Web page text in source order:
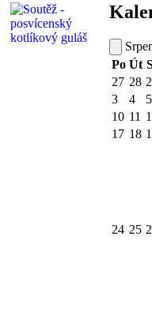
Po Út
27 28
3
4 5
10 11
17 18
24 25